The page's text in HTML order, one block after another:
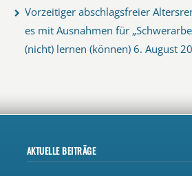
Vorzeitiger abschlagsfreier
es mit Ausnahmen für
(nicht) lernen (können) 6. August
AKTUELLE BEITRÄGE